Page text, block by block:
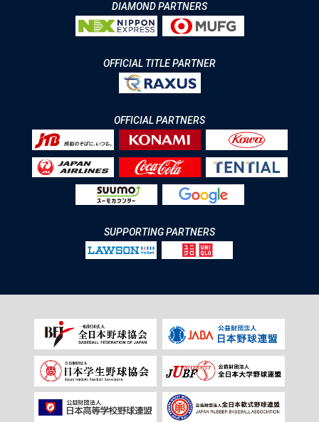
DIAMOND PARTNERS
OFFICIAL TITLE PARTNER
OFFICIAL PARTNERS
SUPPORTING PARTNERS